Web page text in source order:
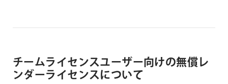
チームライセンスユーザー向けの無償レ
ンダーライセンスについて